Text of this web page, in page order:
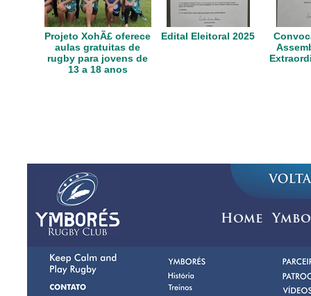
Projeto XohÃ£ oferece
aulas gratuitas de
rugby para jovens de
13 a 18 anos
Edital Eleitoral 2025
Home